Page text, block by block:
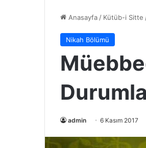
Anasayfa / Kütüb-i Sitte
Nikah Bölümü
admin 6 Kasım 2017